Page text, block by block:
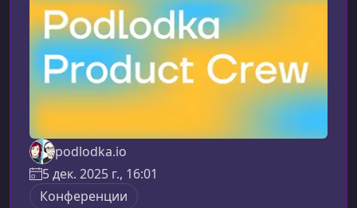
podlodka.io
5 дек. 2025 г., 16:01
Конференции